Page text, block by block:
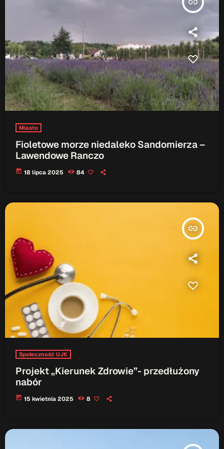
Audycja
Serwis Informacyjny
14:00 - 14:05
Upcoming shows
Gdzie TymRazem?
Serwis Informacyjny
10:00 - 10:05
TOP CHART
Miasto
Fioletowe morze niedaleko Sandomierza –
Lawendowe Ranczo
today 18 lipca 2025 84
insert_link
Społeczność UJK
Projekt „Kierunek Zdrowie”- przedłużony
nabór
today 15 kwietnia 2025 8